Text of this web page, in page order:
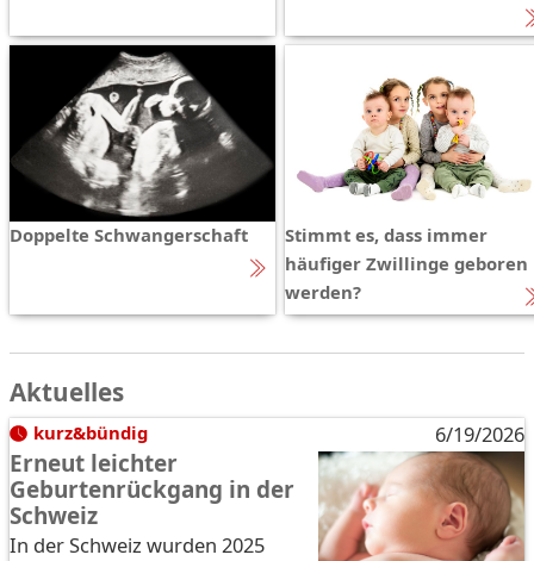
Doppelte Schwangerschaft
Stimmt es, dass immer
häufiger Zwillinge geboren
werden?
Aktuelles
kurz&bündig 6/19/2026
Erneut leichter
Geburtenrückgang in der
Schweiz
In der Schweiz wurden 2025